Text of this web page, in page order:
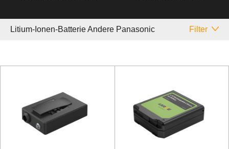
Litium-Ionen-Batterie Andere Panasonic Filter